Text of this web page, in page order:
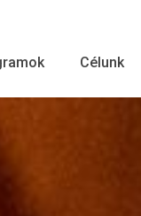
Célunk